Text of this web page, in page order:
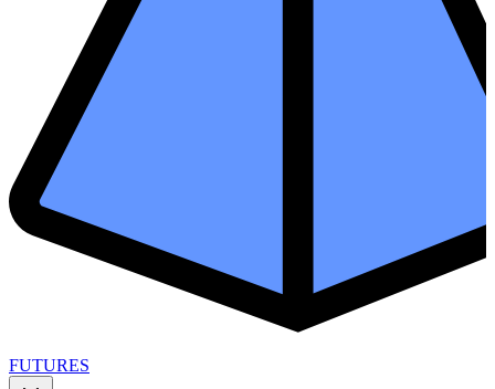
FUTURES